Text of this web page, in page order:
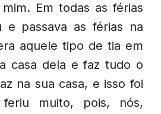
Em todas as férias
passava as férias na
aquele tipo de tia em
casa dela e faz tudo o
na sua casa, e isso foi
muito, pois, nós,